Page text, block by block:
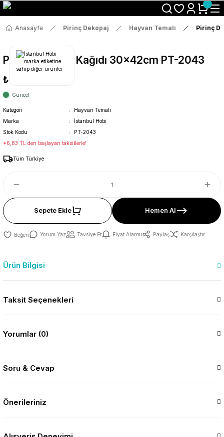
Size Özel "HG10" Koduyla Sepette Hemen %10 İndirimi Kaçırma
Anasayfa Pirinç Dekopaj Hayvan Temalı Pirinç
Pirinç Dekopaj Kağıdı 30x42cm PT-2043
₺36
Güncel
Kategori
Hayvan Temalı
Marka
İstanbul Hobi
Stok Kodu
PT-2043
*6,83 TL den başlayan taksitlerle!
Tüm Türkiye
Sepete Ekle Hemen Al
Yorum Yaz Tavsiye Et Fiyat Alarmı Paylaş Karşılaştır
Ürün Bilgisi
Taksit Seçenekleri
Yorumlar (0)
Soru & Cevap
Önerileriniz